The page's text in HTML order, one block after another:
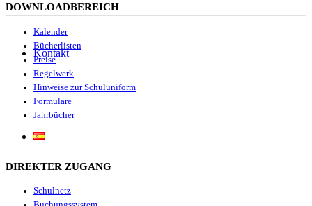
Kontakt
DOWNLOADBEREICH
Kalender
Bücherlisten
Preise
Regelwerk
Hinweise zur Schuluniform
Formulare
Jahrbücher
DIREKTER ZUGANG
Schulnetz